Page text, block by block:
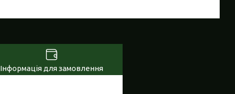
Інформація для замовлення